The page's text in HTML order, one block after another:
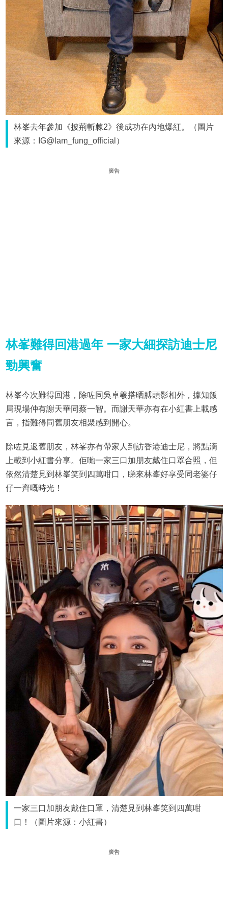
林峯去年參加《披荊斬棘2》後成功在內地爆紅。（圖片
來源：IG@lam_fung_official）
廣告
林峯難得回港過年 一家大細探訪迪士尼
勁興奮
林峯今次難得回港，除咗同吳卓羲搭晒膊頭影相外，據知飯
局現場仲有謝天華同蔡一智。而謝天華亦有在小紅書上載感
言，指難得同舊朋友相聚感到開心。
除咗見返舊朋友，林峯亦有帶家人到訪香港迪士尼，將點滴
上載到小紅書分享。佢哋一家三口加朋友戴住口罩合照，但
依然清楚見到林峯笑到四萬咁口，睇來林峯好享受同老婆仔
仔一齊嘅時光！
一家三口加朋友戴住口罩，清楚見到林峯笑到四萬咁
口！（圖片來源：小紅書）
廣告